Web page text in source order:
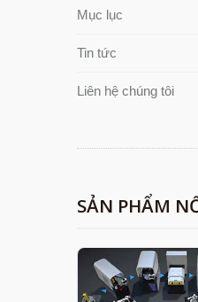
Mục lục
Tin tức
Liên hệ chúng tôi
SẢN PHẨM